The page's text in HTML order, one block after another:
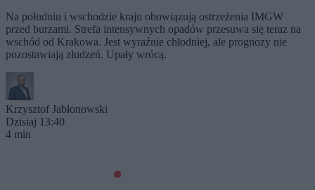
Na południu i wschodzie kraju obowiązują ostrzeżenia IMGW
przed burzami. Strefa intensywnych opadów przesuwa się teraz na
wschód od Krakowa. Jest wyraźnie chłodniej, ale prognozy nie
pozostawiają złudzeń. Upały wrócą.
Krzysztof Jabłonowski
Dzisiaj 13:40
4 min